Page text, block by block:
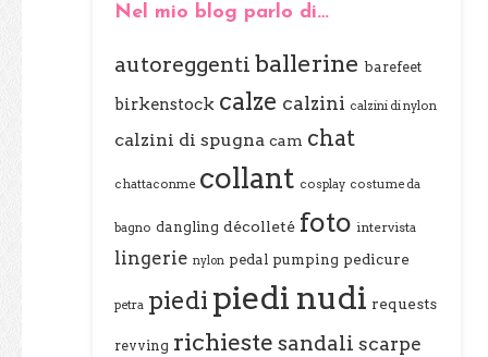
Nel mio blog parlo di…
autoreggenti ballerine barefeet
birkenstock calze calzini calzini di nylon
calzini di spugna cam chat
chattaconme collant cosplay costume da
bagno dangling décolleté foto intervista
lingerie nylon pedal pumping pedicure
petra piedi piedi nudi requests
revving richieste sandali scarpe